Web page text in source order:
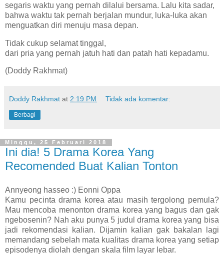
segaris waktu yang pernah dilalui bersama. Lalu kita sadar,
bahwa waktu tak pernah berjalan mundur, luka-luka akan
menguatkan diri menuju masa depan.
Tidak cukup selamat tinggal,
dari pria yang pernah jatuh hati dan patah hati kepadamu.
(Doddy Rakhmat)
Doddy Rakhmat at 2:19 PM Tidak ada komentar:
Berbagi
Minggu, 25 Februari 2018
Ini dia! 5 Drama Korea Yang
Recomended Buat Kalian Tonton
Annyeong hasseo :) Eonni Oppa
Kamu pecinta drama korea atau masih tergolong pemula?
Mau mencoba menonton drama korea yang bagus dan gak
ngebosenin? Nah aku punya 5 judul drama korea yang bisa
jadi rekomendasi kalian. Dijamin kalian gak bakalan lagi
memandang sebelah mata kualitas drama korea yang setiap
episodenya diolah dengan skala film layar lebar.